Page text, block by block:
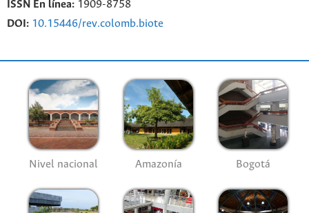
ISSN En línea: 1909-8758
DOI: 10.15446/rev.colomb.biote
Nivel nacional Amazonía Bogotá